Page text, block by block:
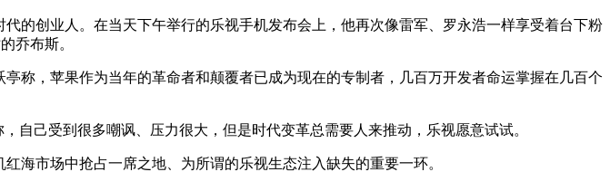
的创业人。在当天下午举行的乐视手机发布会上，他再次像雷军、罗永浩一样享受着台下粉
乔布斯。
称，苹果作为当年的革命者和颠覆者已成为现在的专制者，几百万开发者命运掌握在几百个
自己受到很多嘲讽、压力很大，但是时代变革总需要人来推动，乐视愿意试试。
海市场中抢占一席之地、为所谓的乐视生态注入缺失的重要一环。